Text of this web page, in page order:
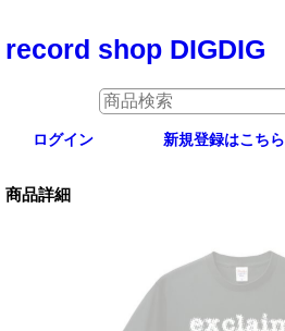
record shop DIGDIG
ログイン 新規登録はこちら
商品詳細